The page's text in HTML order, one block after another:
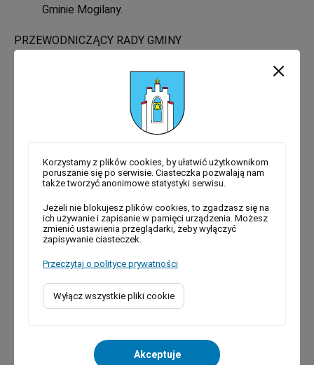
Gminie Mogilany.
PRZEWODNICZĄCY RADY GMINY
Agnieszka Budek-Bartosz
Komunikaty
Zawiadomienie o zwołaniu posiedzenia
Komisji Skarg, Wniosków i Petycji Rady
Gminy Mogilany
Zawiadomienie o zwołaniu posiedzenia
Komisji Gospodarczo-Komunalnej Rady
Zawiadomienie o zwołaniu II Sesji
Gminnej Rady Seniorów
Wójt Gminy Mogilany z wotum zaufania i
absolutorium za 2025 rok
Korzystamy z plików cookies, by ułatwić użytkownikom
poruszanie się po serwisie. Ciasteczka pozwalają nam
także tworzyć anonimowe statystyki serwisu.
Jeżeli nie blokujesz plików cookies, to zgadzasz się na
ich używanie i zapisanie w pamięci urządzenia. Możesz
zmienić ustawienia przeglądarki, żeby wyłączyć
zapisywanie ciasteczek.
Przeczytaj o polityce prywatności
Wyłącz wszystkie pliki cookie
Akceptuje